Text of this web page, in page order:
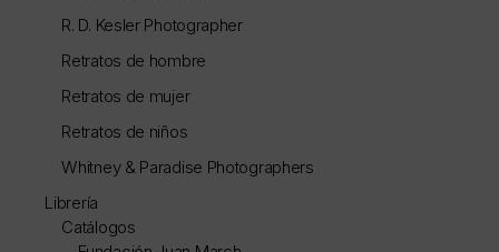
R. D. Kesler Photographer
Retratos de hombre
Retratos de mujer
Retratos de niños
Whitney & Paradise Photographers
Librería
Catálogos